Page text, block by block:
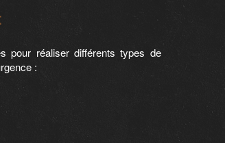
pour réaliser différents types de
: